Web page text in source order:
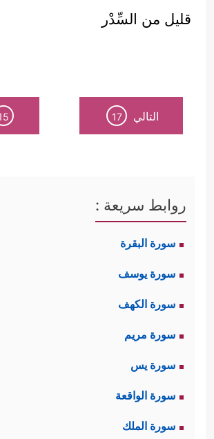
قليل من السِّدْر
التالي 17
روابط سريعة :
سورة البقرة
سورة يوسف
سورة الكهف
سورة مريم
سورة يس
سورة الواقعة
سورة الملك